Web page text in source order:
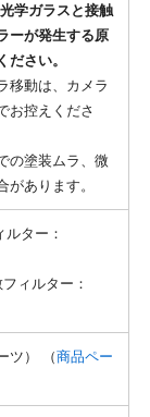
学ガラスと接触
ーが発生する原
ださい。
移動は、カメラ
お控えくださ
の塗装ムラ、微
あります。
ター：
ィルター：
ツ） （商品ペー